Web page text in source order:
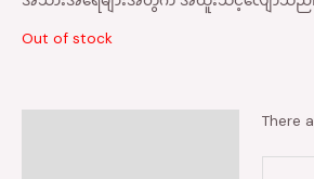
Out of stock
There